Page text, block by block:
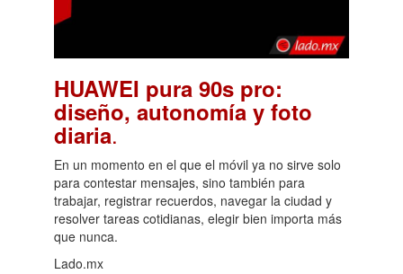
HUAWEI pura 90s pro:
diseño, autonomía y foto
diaria.
En un momento en el que el móvil ya no sirve solo
para contestar mensajes, sino también para
trabajar, registrar recuerdos, navegar la ciudad y
resolver tareas cotidianas, elegir bien importa más
que nunca.
Lado.mx